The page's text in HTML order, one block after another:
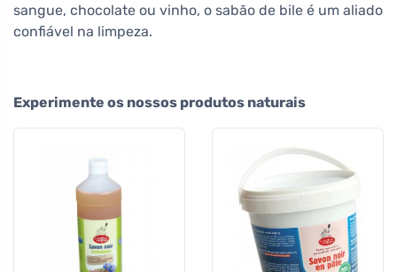
sangue, chocolate ou vinho, o sabão de bile é um aliado
confiável na limpeza.
Experimente os nossos produtos naturais